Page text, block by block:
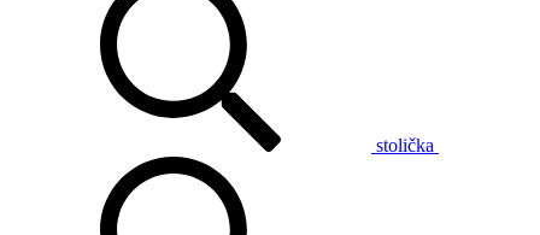
stolička